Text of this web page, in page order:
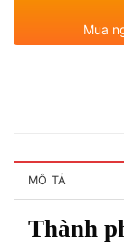
Mua
MÔ TẢ
Thành